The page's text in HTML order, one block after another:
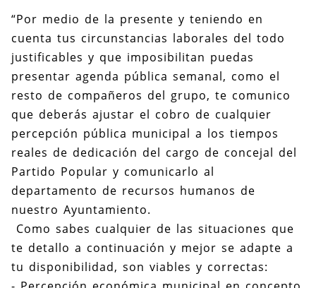
“Por medio de la presente y teniendo en
cuenta tus circunstancias laborales del todo
justificables y que imposibilitan puedas
presentar agenda pública semanal, como el
resto de compañeros del grupo, te comunico
que deberás ajustar el cobro de cualquier
percepción pública municipal a los tiempos
reales de dedicación del cargo de concejal del
Partido Popular y comunicarlo al
departamento de recursos humanos de
nuestro Ayuntamiento.
Como sabes cualquier de las situaciones que
te detallo a continuación y mejor se adapte a
tu disponibilidad, son viables y correctas: